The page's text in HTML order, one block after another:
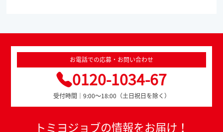
お電話での応募・お問い合わせ
0120-1034-67
受付時間｜9:00～18:00（土日祝日を除く）
トミヨジョブの情報をお届け！